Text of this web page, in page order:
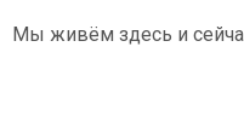
Мы живём здесь и